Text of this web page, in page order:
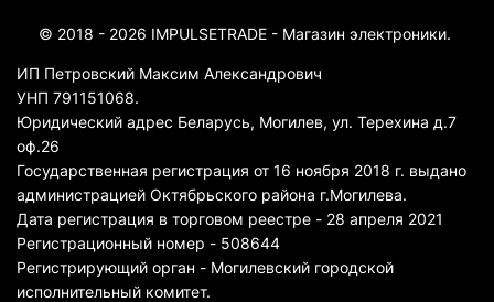
© 2018 - 2026 IMPULSETRADE - Магазин электроники.
ИП Петровский Максим Александрович
УНП 791151068.
Юридический адрес Беларусь, Могилев, ул. Терехина д.7
оф.26
Государственная регистрация от 16 ноября 2018 г. выдано
администрацией Октябрьского района г.Могилева.
Дата регистрация в торговом реестре - 28 апреля 2021
Регистрационный номер - 508644
Регистрирующий орган - Могилевский городской
исполнительный комитет.